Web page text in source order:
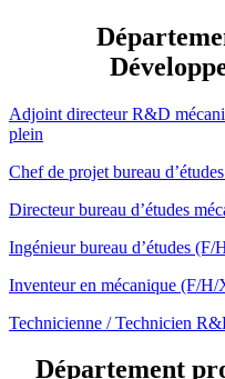
Adjoint directeur R&D
plein
Chef de projet bureau
Directeur bureau d’études
Ingénieur bureau d’études
Inventeur en mécanique (F/H/
Technicienne / Technicien
Département